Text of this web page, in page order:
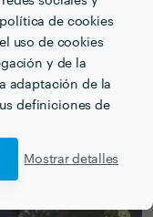
de cookies
uso de cookies
y de la
adaptación de la
definiciones de
Mostrar detalles